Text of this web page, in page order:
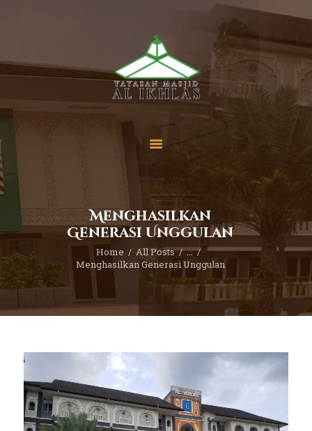
Menghasilkan
Generasi Unggulan
Home All Posts
...
Menghasilkan Generasi Unggulan
Tentang Kami
Berita
Yuk Berdonasi
Kontak